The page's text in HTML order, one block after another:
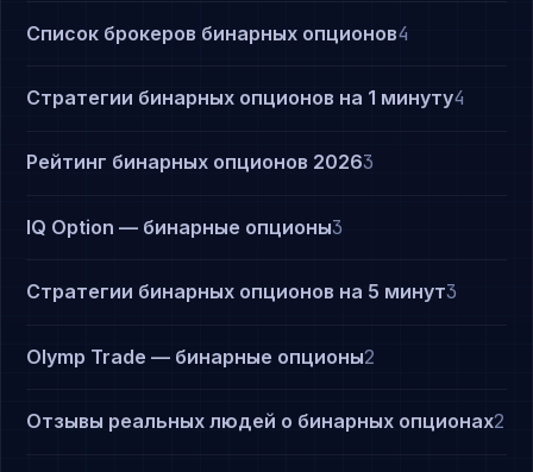
Список брокеров бинарных опционов4
Стратегии бинарных опционов на 1 минуту4
Рейтинг бинарных опционов 20263
IQ Option — бинарные опционы3
Стратегии бинарных опционов на 5 минут3
Olymp Trade — бинарные опционы2
Отзывы реальных людей о бинарных опционах2